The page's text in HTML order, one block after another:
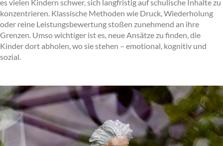
es vielen Kindern schwer, sich langfristig auf schulische Inhalte zu
konzentrieren. Klassische Methoden wie Druck, Wiederholung
oder reine Leistungsbewertung stoßen zunehmend an ihre
Grenzen. Umso wichtiger ist es, neue Ansätze zu finden, die
Kinder dort abholen, wo sie stehen – emotional, kognitiv und
sozial.